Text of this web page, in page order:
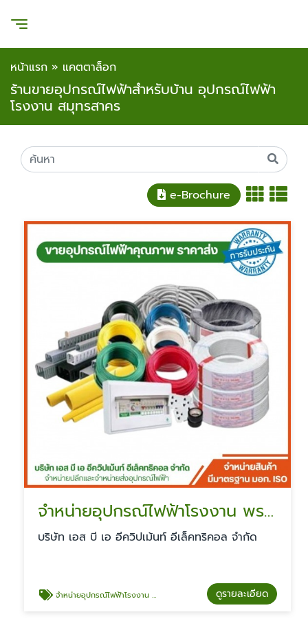
หน้าแรก » แคตตาล็อก
ร้านขายอุปกรณ์ไฟฟ้าสำหรับบ้าน อุปกรณ์ไฟฟ้า
โรงงาน สมุทรสาคร
e-Brochure
จำหน่ายอุปกรณ์ไฟฟ้าโรงงาน พระราม2
บริษัท เอส บี เอ อีควิปเม้นท์ อีเล็คทริคอล จำกัด
จำหน่ายอุปกรณ์ไฟฟ้าโรงงาน พระราม2 ดูรายละเอียด